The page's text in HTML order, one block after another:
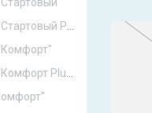
Plus"
Plus"